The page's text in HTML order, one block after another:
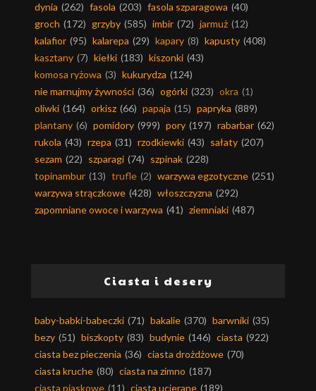
dynia (262) fasola (203) fasola szparagowa (40)
groch (172) grzyby (585) imbir (72) jarmuż (12)
kalafior (95) kalarepa (29) kapary (8) kapusty (408)
kasztany (7) kiełki (183) kiszonki (43)
komosa ryżowa (3) kukurydza (124)
nie marnujmy żywności (36) ogórki (323) okra (1)
oliwki (164) orkisz (66) papaja (15) papryka (889)
plantany (6) pomidory (999) pory (197) rabarbar (62)
rukola (43) rzepa (31) rzodkiewki (43) sałaty (207)
sezam (22) szparagi (74) szpinak (228)
topinambur (13) trufle (2) warzywa egzotyczne (251)
warzywa strączkowe (428) włoszczyzna (292)
zapomniane owoce i warzywa (41) ziemniaki (487)
Ciasta i desery
baby-babki-babeczki (71) bakalie (370) barwniki (35)
bezy (51) biszkopty (83) budynie (146) ciasta (922)
ciasta bez pieczenia (36) ciasta drożdżowe (70)
ciasta kruche (80) ciasta na zimno (187)
ciasta piaskowe (11) ciasta ucierane (189)